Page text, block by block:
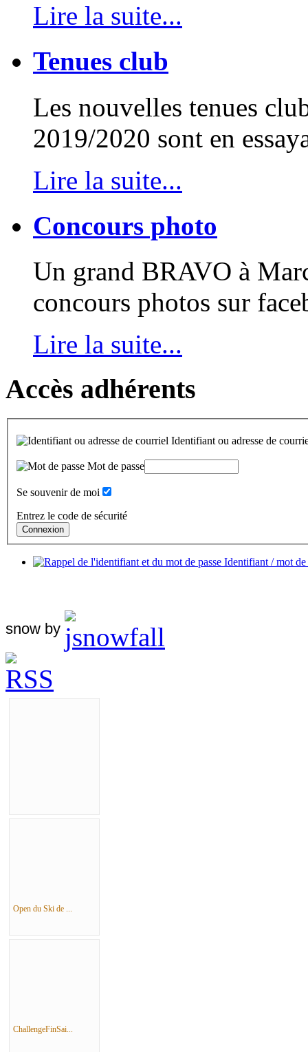
Lire la suite...
Tenues club
Les nouvelles tenues
2019/2020 sont en
Lire la suite...
Concours photo
Un grand BRAVO à
concours photos sur
Lire la suite...
Accès adhérents
Identifiant ou adresse de
Mot de passe
Se souvenir de moi
Entrez le code de sécurité
Identifiant / mot de
snow by
Open du Ski de ...
ChallengeFinSai...